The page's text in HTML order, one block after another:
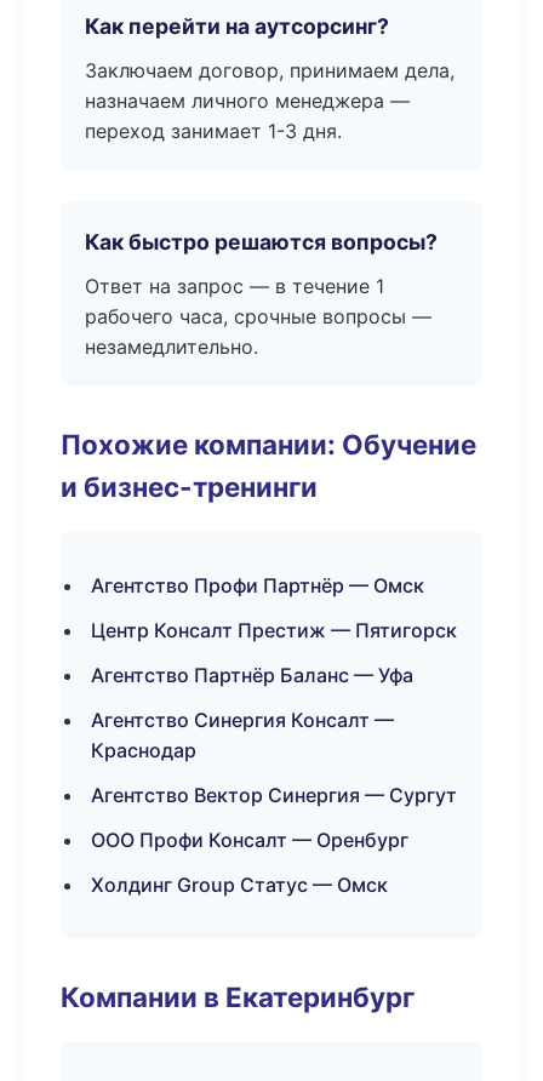
Как перейти на аутсорсинг?
Заключаем договор, принимаем дела,
назначаем личного менеджера —
переход занимает 1-3 дня.
Как быстро решаются вопросы?
Ответ на запрос — в течение 1
рабочего часа, срочные вопросы —
незамедлительно.
Похожие компании: Обучение
и бизнес-тренинги
Агентство Профи Партнёр — Омск
Центр Консалт Престиж — Пятигорск
Агентство Партнёр Баланс — Уфа
Агентство Синергия Консалт —
Краснодар
Агентство Вектор Синергия — Сургут
ООО Профи Консалт — Оренбург
Холдинг Group Статус — Омск
Компании в Екатеринбург